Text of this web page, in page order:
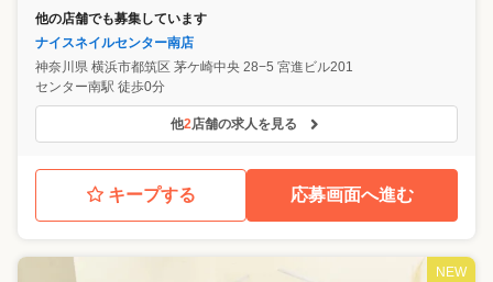
他の店舗でも募集しています
ナイスネイルセンター南店
神奈川県 横浜市都筑区 茅ケ崎中央 28−5 宮進ビル201
センター南駅 徒歩0分
他2店舗の求人を見る
キープする 応募画面へ進む
NEW